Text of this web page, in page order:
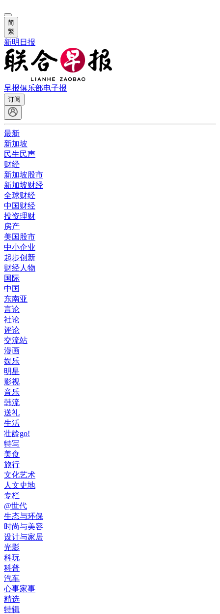
简
繁
新明日报
早报俱乐部电子报
订阅
最新
新加坡
民生民声
财经
新加坡股市
新加坡财经
全球财经
中国财经
投资理财
房产
美国股市
中小企业
起步创新
财经人物
国际
中国
东南亚
言论
社论
评论
交流站
漫画
娱乐
明星
影视
音乐
韩流
送礼
生活
壮龄go!
特写
美食
旅行
文化艺术
人文史地
专栏
@世代
生态与环保
时尚与美容
设计与家居
光影
科玩
科普
汽车
心事家事
精选
特辑